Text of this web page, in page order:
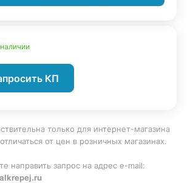
КП
только для интернет-магазина
от цен в розничных магазинах.
направить запрос на адрес e-mail: